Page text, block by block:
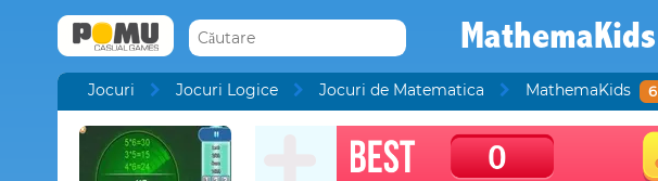
MathemaKids
Jocuri Jocuri Logice Jocuri de Matematica MathemaKids 6